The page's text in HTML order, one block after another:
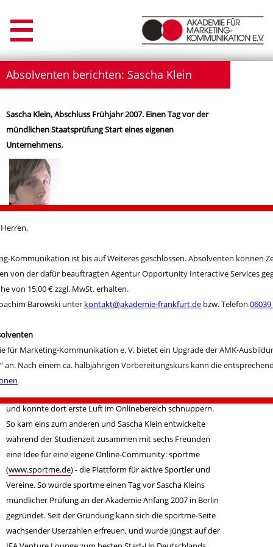
Kommunikation ist bis auf Weiteres geschlossen. Absolventen können
von der dafür beauftragten Agentur Opportunity Interactive Services
von 15,00 € zzgl. MwSt. erhalten.
Barowski unter kontakt@akademie-frankfurt.de bzw. Telefon
für Marketing-Kommunikation e. V. bietet ein Upgrade der AMK-
an. Nach einem ca. halbjährigen Vorbereitungskurs kann die
Absolventen berichten: Sascha Klein
Sascha Klein, Abschluss Frühjahr 2007. Einen Tag vor der
mündlichen Staatsprüfung Start eines eigenen
Unternehmens.
während seiner Zeit an der Oberstufe, wie er interessierter
als andere auf Werbekampagnen aufmerksam wurde, diese
hinterfragte und sich über deren Auswirkungen freute. Aus
dem Interesse wurde Passion! Daher folgte die Ausbildung
die Akademie und mehrere freie Mitarbeiten als
Konzeptionierer und im Promotionbereich.
Nebenher war Sascha Klein während seines Studiums als
und konnte dort erste Luft im Onlinebereich schnuppern.
So kam eins zum anderen und Sascha Klein entwickelte
während der Studienzeit zusammen mit sechs Freunden
eine Idee für eine eigene Online-Community: sportme
(www.sportme.de) - die Plattform für aktive Sportler und
Vereine. So wurde sportme einen Tag vor Sascha Kleins
mündlicher Prüfung an der Akademie Anfang 2007 in Berlin
gegründet. Seit der Gründung kann sich die sportme-Seite
wachsender Userzahlen erfreuen, und wurde jüngst auf der